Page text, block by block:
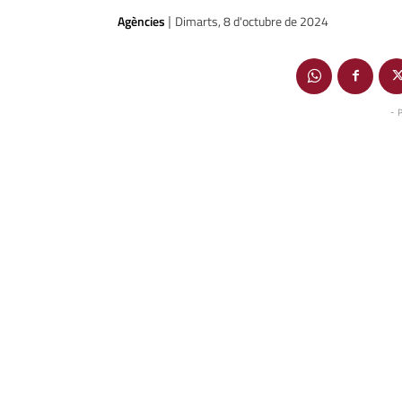
Agències | Dimarts, 8 d'octubre de 2024
-